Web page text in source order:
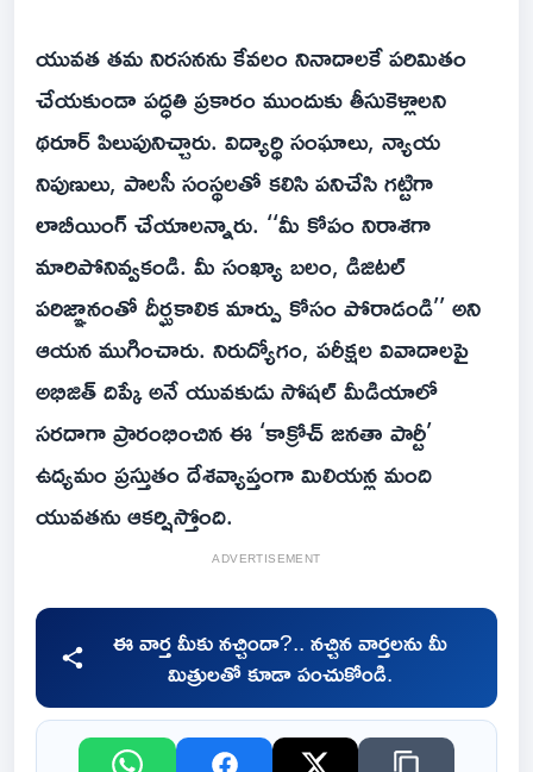
యువత తమ నిరసనను కేవలం నినాదాలకే పరిమితం
చేయకుండా పద్ధతి ప్రకారం ముందుకు తీసుకెళ్లాలని
థరూర్ పిలుపునిచ్చారు. విద్యార్థి సంఘాలు, న్యాయ
నిపుణులు, పాలసీ సంస్థలతో కలిసి పనిచేసి గట్టిగా
లాబీయింగ్ చేయాలన్నారు. ‘‘మీ కోపం నిరాశగా
మారిపోనివ్వకండి. మీ సంఖ్యా బలం, డిజిటల్
పరిజ్ఞానంతో దీర్ఘకాలిక మార్పు కోసం పోరాడండి’’ అని
ఆయన ముగించారు. నిరుద్యోగం, పరీక్షల వివాదాలపై
అభిజిత్ దిప్కే అనే యువకుడు సోషల్ మీడియాలో
సరదాగా ప్రారంభించిన ఈ ‘కాక్రోచ్ జనతా పార్టీ’
ఉద్యమం ప్రస్తుతం దేశవ్యాప్తంగా మిలియన్ల మంది
యువతను ఆకర్షిస్తోంది.
ADVERTISEMENT
ఈ వార్త మీకు నచ్చిందా?.. నచ్చిన వార్తలను మీ
మిత్రులతో కూడా పంచుకోండి.